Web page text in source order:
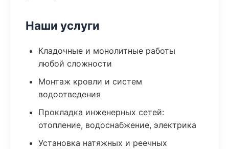
Наши услуги
Кладочные и монолитные работы
любой сложности
Монтаж кровли и систем
водоотведения
Прокладка инженерных сетей:
отопление, водоснабжение, электрика
Установка натяжных и реечных